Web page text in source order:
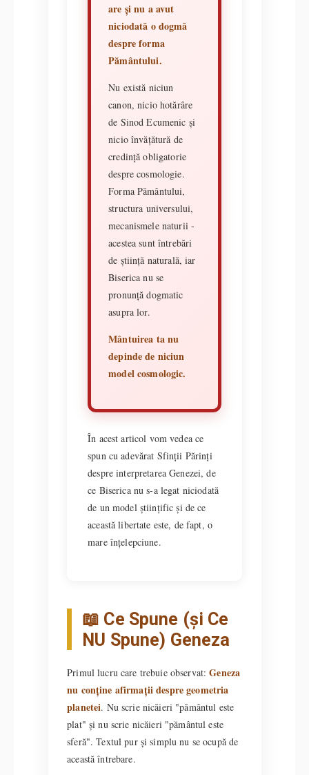
are și nu a avut
niciodată o dogmă
despre forma
Pământului.
Nu există niciun
canon, nicio hotărâre
de Sinod Ecumenic și
nicio învățătură de
credință obligatorie
despre cosmologie.
Forma Pământului,
structura universului,
mecanismele naturii -
acestea sunt întrebări
de știință naturală, iar
Biserica nu se
pronunță dogmatic
asupra lor.
Mântuirea ta nu
depinde de niciun
model cosmologic.
În acest articol vom vedea ce
spun cu adevărat Sfinții Părinți
despre interpretarea Genezei, de
ce Biserica nu s-a legat niciodată
de un model științific și de ce
această libertate este, de fapt, o
mare înțelepciune.
📖 Ce Spune (și Ce
NU Spune) Geneza
Primul lucru care trebuie observat:Geneza
nu conține afirmații despre geometria
planetei. Nu scrie nicăieri "pământul este
plat" și nu scrie nicăieri "pământul este
sferă". Textul pur și simplu nu se ocupă de
această întrebare.